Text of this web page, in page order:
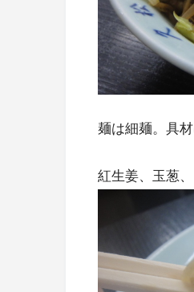
麺は細麺。具
紅生姜、玉葱